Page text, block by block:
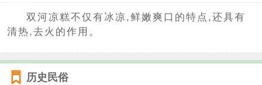
双河凉糕不仅有冰凉,鲜嫩爽口的特点,还具有
清热,去火的作用。
历史民俗